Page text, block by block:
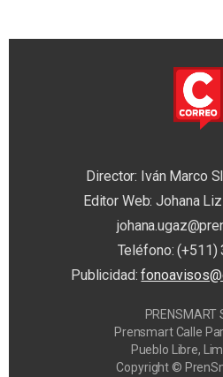
Director: Iván Marco
Editor Web: Johana
Teléfono: (+511)
Publicidad:
PRENSMART
Prensmart Calle
Pueblo Libre,
Copyright ©